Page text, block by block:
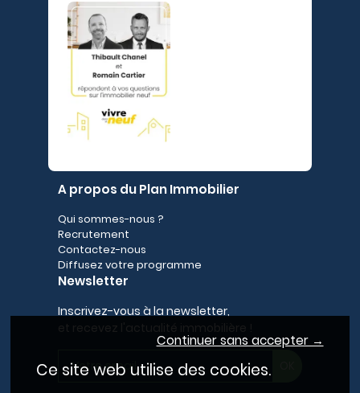
A propos du Plan Immobilier
Qui sommes-nous ?
Recrutement
Contactez-nous
Diffusez votre programme
Newsletter
Inscrivez-vous à la newsletter,
Continuer sans accepter →
Ce site web utilise des cookies.